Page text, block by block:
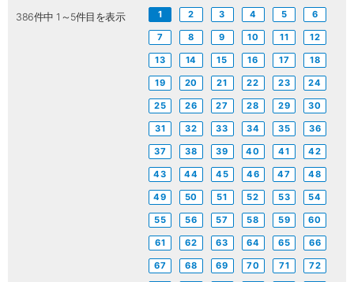
386件中 1～5件目を表示 1 2 3 4 5 6
7 8 9 10 11 12
13 14 15 16 17 18
19 20 21 22 23 24
25 26 27 28 29 30
31 32 33 34 35 36
37 38 39 40 41 42
43 44 45 46 47 48
49 50 51 52 53 54
55 56 57 58 59 60
61 62 63 64 65 66
67 68 69 70 71 72